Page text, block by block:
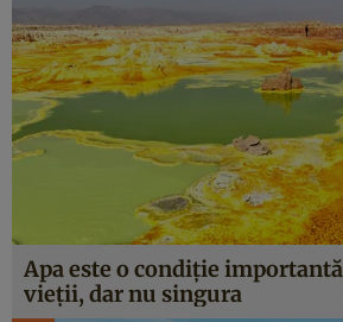
Apa este o condiţie
vieţii, dar nu singura